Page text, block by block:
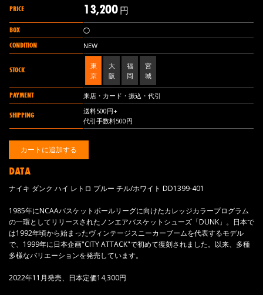
PRICE 13,200円
BOX ◯
CONDITION NEW
STOCK
東
京
大
阪
福
岡
宮
城
PAYMENT 来店・カード・振込・代引
SHIPPING
送料500円+
代引手数料500円
DATA
ナイキ ダンク ハイ レトロ ブルー チル/ホワイト DD1399-401
1985年にNCAAバスケットボールリーグに向けたカレッジカラープログラム
の一環としてリリースされたノンエアバスケットシューズ「DUNK」。日本で
は1992年頃から始まったヴィンテージスニーカーブームを代表するモデル
で、1999年に日本企画"CITY ATTACK"で初めて復刻されました。以来、多種
多様なバリエーションを発売しています。
2022年11月発売、日本定価14,300円